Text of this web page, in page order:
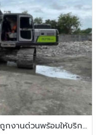
เช่าแม็คโคร PC135/PC215 ราคาถูกงานด่วนพร้อมให้บริการ